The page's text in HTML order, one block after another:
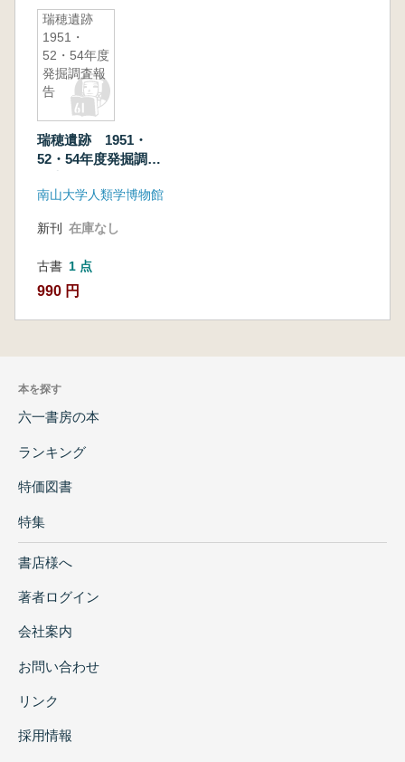
瑞穂遺跡
1951・
52・54年度
発掘調査報
告
瑞穂遺跡 1951・
52・54年度発掘調査
南山大学人類学博物館
新刊 在庫なし
古書 1 点
990 円
本を探す
六一書房の本
ランキング
特価図書
特集
書店様へ
著者ログイン
会社案内
お問い合わせ
リンク
採用情報